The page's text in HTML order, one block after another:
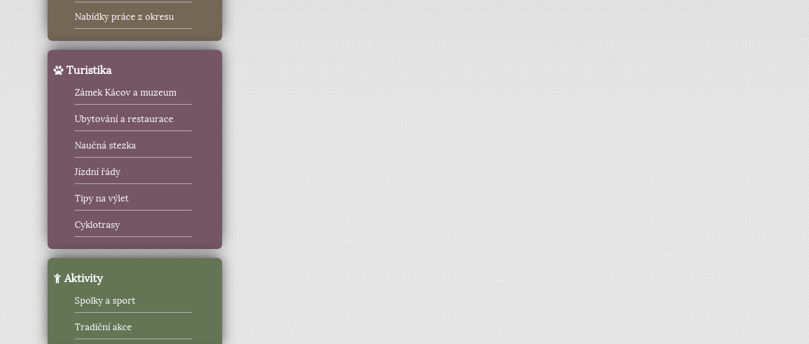
Nabídky práce z okresu
Turistika
Zámek Kácov a muzeum
Ubytování a restaurace
Naučná stezka
Jízdní řády
Tipy na výlet
Cyklotrasy
Aktivity
Spolky a sport
Tradiční akce